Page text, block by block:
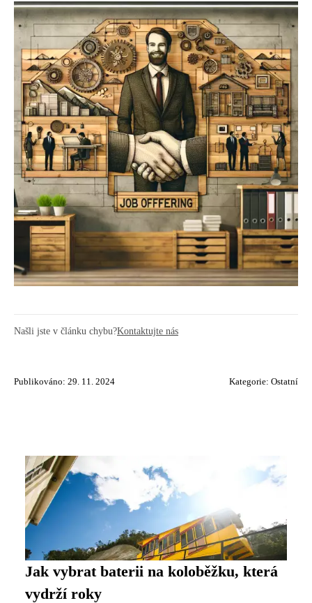
Našli jste v článku chybu?Kontaktujte nás
Publikováno: 29. 11. 2024 Kategorie: Ostatní
Jak vybrat baterii na koloběžku, která
vydrží roky